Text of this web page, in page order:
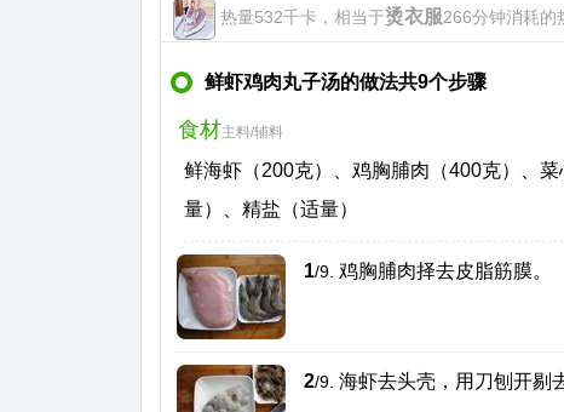
热量532千卡，相当于烫衣服266分钟消耗的
鲜虾鸡肉丸子汤的做法共9个步骤
食材主料/辅料
鲜海虾（200克）、鸡胸脯肉（400克）、
量）、精盐（适量）
1/9. 鸡胸脯肉择去皮脂筋膜。
2/9. 海虾去头壳，用刀刨开剔